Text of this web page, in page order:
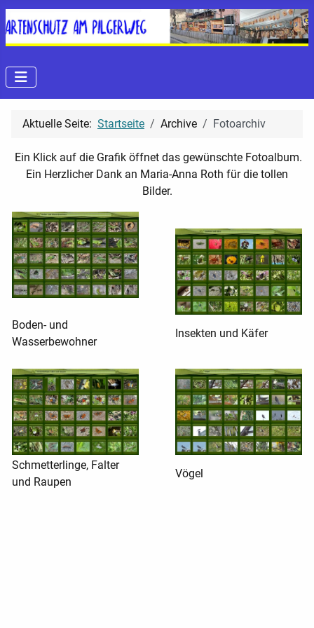
Aktuelle Seite: Startseite Archive Fotoarchiv
Ein Klick auf die Grafik öffnet das gewünschte Fotoalbum.
Ein Herzlicher Dank an Maria-Anna Roth für die tollen
Bilder.
Boden- und
Wasserbewohner
Insekten und Käfer
Schmetterlinge, Falter
und Raupen
Vögel